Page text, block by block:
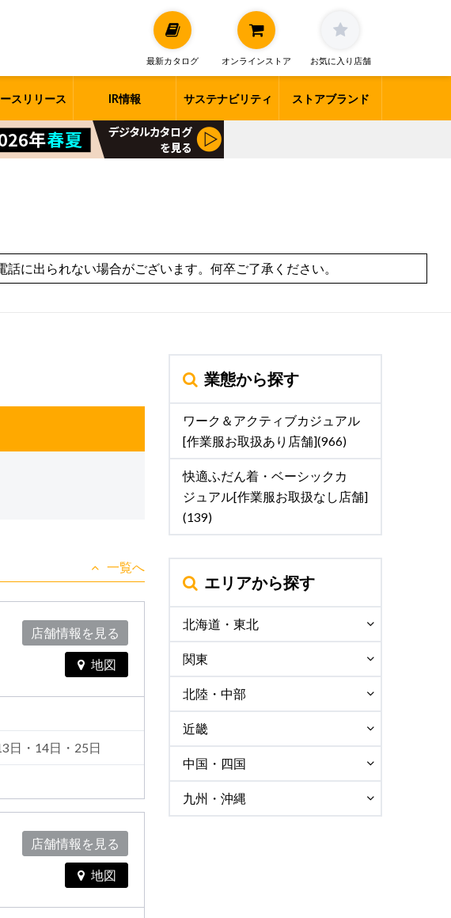
最新カタログ オンラインストア お気に入り店舗
スリリース IR情報 サステナビリティ ストアブランド
に出られない場合がございます。何卒ご了承ください。
一覧へ
日・14日・25日
店舗情報を見る
地図
店舗情報を見る
地図
業態から探す
ワーク＆アクティブカジュアル
[作業服お取扱あり店舗](966)
快適ふだん着・ベーシックカ
ジュアル[作業服お取扱なし店舗]
(139)
エリアから探す
北海道・東北
関東
北陸・中部
近畿
中国・四国
九州・沖縄